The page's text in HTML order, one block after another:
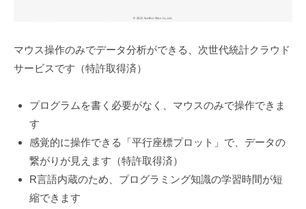
マウス操作のみでデータ分析ができる、次世代統計クラウド
サービスです（特許取得済）
プログラムを書く必要がなく、マウスのみで操作できま
す
感覚的に操作できる「平行座標プロット」で、データの
繋がりが見えます（特許取得済）
R言語内蔵のため、プログラミング知識の学習時間が短
縮できます